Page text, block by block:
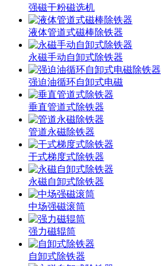
强磁干粉磁选机
液体管道式磁棒除铁器
永磁手动自卸式除铁器
强迫油循环自卸式电磁
垂直管道式除铁器
管道永磁除铁器
干式梯度式除铁器
永磁自卸式除铁器
中场强磁滚筒
强力磁辊筒
自卸式除铁器